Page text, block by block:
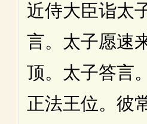
近侍大臣诣太
言。太子愿速
顶。太子答言
正法王位。彼